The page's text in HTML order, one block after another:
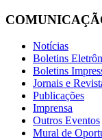
Notícias
Boletins
Boletins
Jornais e
Publicações
Imprensa
Outros Eventos
Mural de